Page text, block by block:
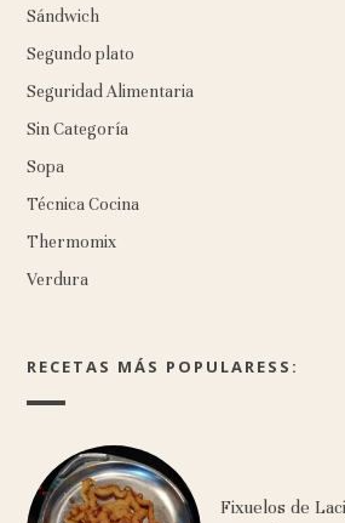
Sándwich
Segundo plato
Seguridad Alimentaria
Sin Categoría
Sopa
Técnica Cocina
Thermomix
Verdura
RECETAS MÁS POPULARESS:
Fixuelos de